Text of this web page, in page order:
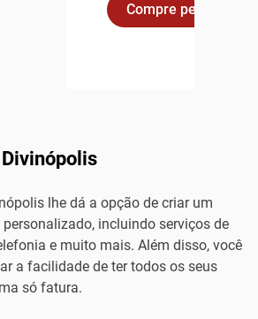
Compre pelo
lhe dá a opção de criar um
incluindo serviços de
e muito mais. Além disso, você
a facilidade de ter todos os seus
só fatura.